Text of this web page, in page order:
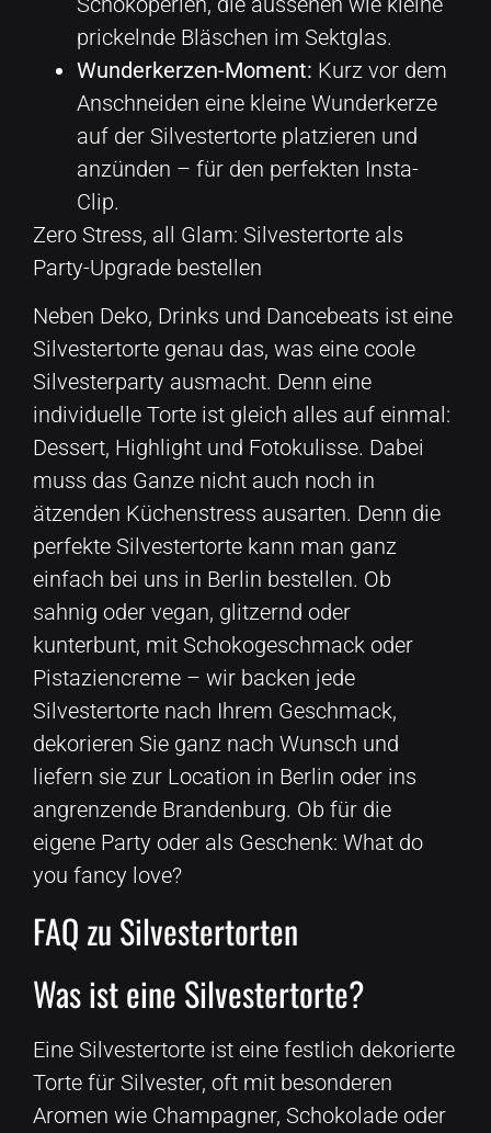
prickelnde Bläschen im Sektglas.
Wunderkerzen-Moment: Kurz vor dem
Anschneiden eine kleine Wunderkerze
auf der Silvestertorte platzieren und
anzünden – für den perfekten Insta-
Clip.
Zero Stress, all Glam: Silvestertorte als
Party-Upgrade bestellen
Neben Deko, Drinks und Dancebeats ist eine
Silvestertorte genau das, was eine coole
Silvesterparty ausmacht. Denn eine
individuelle Torte ist gleich alles auf einmal:
Dessert, Highlight und Fotokulisse. Dabei
muss das Ganze nicht auch noch in
ätzenden Küchenstress ausarten. Denn die
perfekte Silvestertorte kann man ganz
einfach bei uns in Berlin bestellen. Ob
sahnig oder vegan, glitzernd oder
kunterbunt, mit Schokogeschmack oder
Pistaziencreme – wir backen jede
Silvestertorte nach Ihrem Geschmack,
dekorieren Sie ganz nach Wunsch und
liefern sie zur Location in Berlin oder ins
angrenzende Brandenburg. Ob für die
eigene Party oder als Geschenk: What do
you fancy love?
FAQ zu Silvestertorten
Was ist eine Silvestertorte?
Eine Silvestertorte ist eine festlich dekorierte
Torte für Silvester, oft mit besonderen
Aromen wie Champagner, Schokolade oder